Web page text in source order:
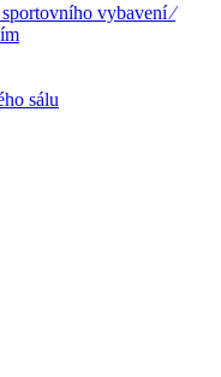
vybavení ⁄
sálu